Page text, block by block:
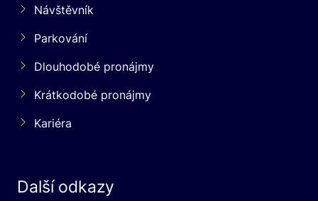
Návštěvník
Parkování
Dlouhodobé pronájmy
Krátkodobé pronájmy
Kariéra
Další odkazy